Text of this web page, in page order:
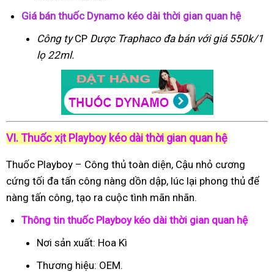
Giá bán thuốc Dynamo kéo dài thời gian quan hệ
Công tyCP Dược Traphacođa bán với giá 550k/1
lọ 22ml.
VI. Thuốc xịt Playboy kéo dài thời gian quan hệ
Thuốc Playboy – Công thủ toàn diện, Cậu nhỏ cương
cứng tối đa tấn công nàng dồn dập, lúc lại phong thủ để
nàng tấn công, tạo ra cuộc tình mãn nhãn.
Thông tin thuốc Playboy kéo dài thời gian quan hệ
Nơi sản xuất: Hoa Kì
Thương hiệu: OEM.